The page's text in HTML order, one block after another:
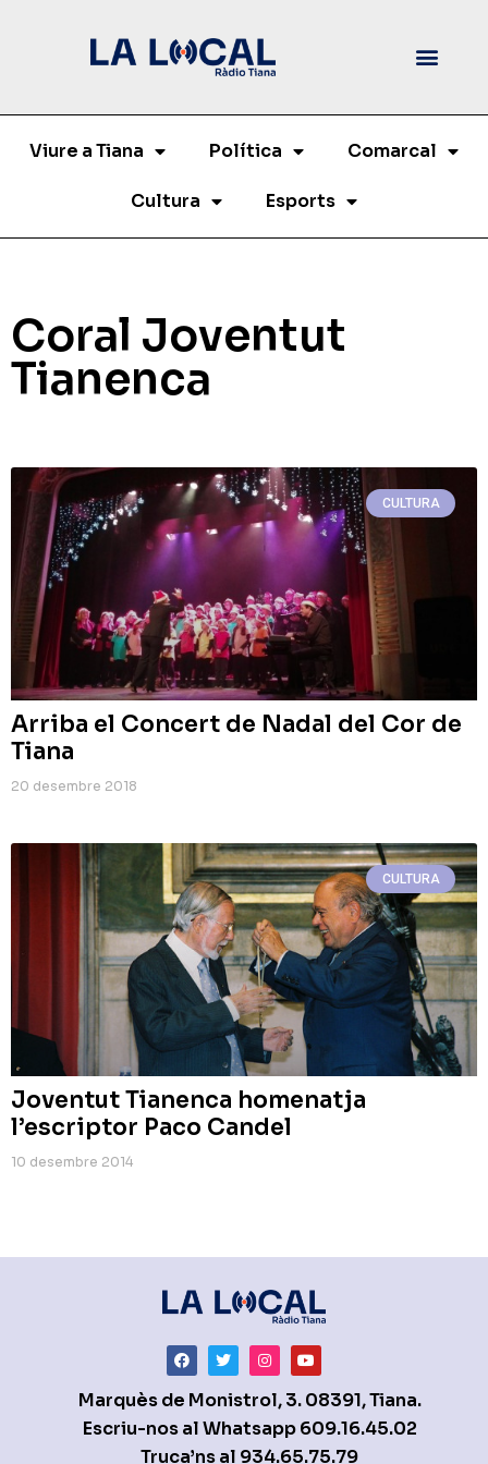
Viure a Tiana Política Comarcal
Cultura Esports
Coral Joventut
Tianenca
CULTURA
Arriba el Concert de Nadal del Cor de
Tiana
20 desembre 2018
CULTURA
Joventut Tianenca homenatja
l’escriptor Paco Candel
10 desembre 2014
Marquès de Monistrol, 3. 08391, Tiana.
Escriu-nos al Whatsapp609.16.45.02
Truca’ns al 934.65.75.79